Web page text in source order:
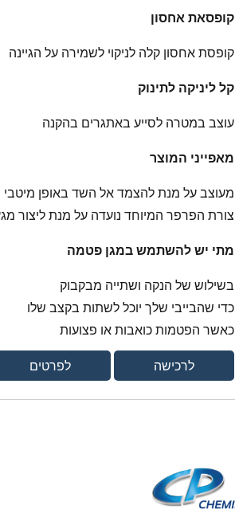
קופסאת אחסון
קופסת אחסון קלה לניקוי לשמירה על הגיינה
קל ליניקה לתינוק
עוצב במטרה לסייע באתגרים בהקנה
מאפייני המוצר
מעוצב על מנת להצמד אל השד באופן מיטבי
צורת הפרפר המיוחד נועדה על מנת ליצור
מתי יש להשתמש במגן פטמה
בשילוש של הנקה ושתייה מבקבוק
כדי שהבייבי שלך יוכל לשתות בקצב שלו
כאשר הפטמות כואבות או פצועות
לרכישה לפרטים